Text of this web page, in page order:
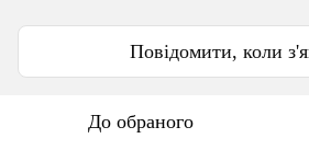
Повідомити, коли
До обраного